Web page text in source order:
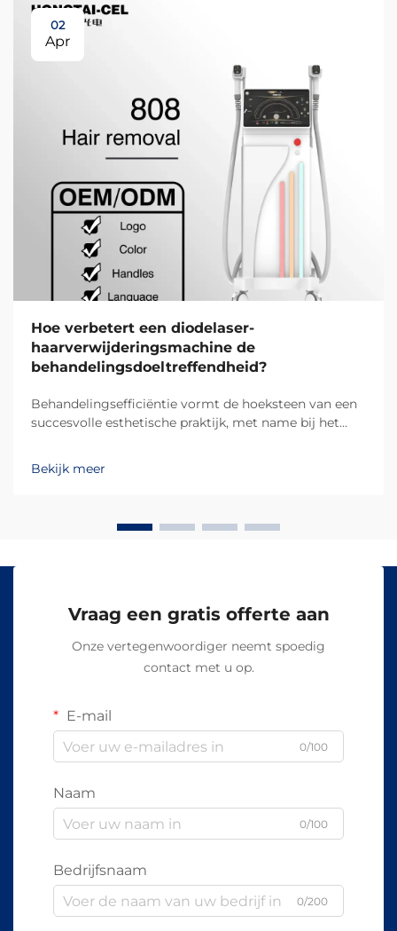
02
Apr
Hoe verbetert een diodelaser-
haarverwijderingsmachine de
behandelingsdoeltreffendheid?
Behandelingsefficiëntie vormt de hoeksteen van een
succesvolle esthetische praktijk, met name bij het
ontharingsystemen. De moderne diodelaser-
ontharings-technologie heeft fundamenteel
Bekijk meer
Vraag een gratis offerte aan
Onze vertegenwoordiger neemt spoedig
contact met u op.
E-mail
0/100
Naam
0/100
Bedrijfsnaam
0/200